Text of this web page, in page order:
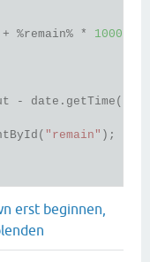
; %remain% * 1000
- date.getTime() -
"remain" );
/ 60);
erst beginnen,